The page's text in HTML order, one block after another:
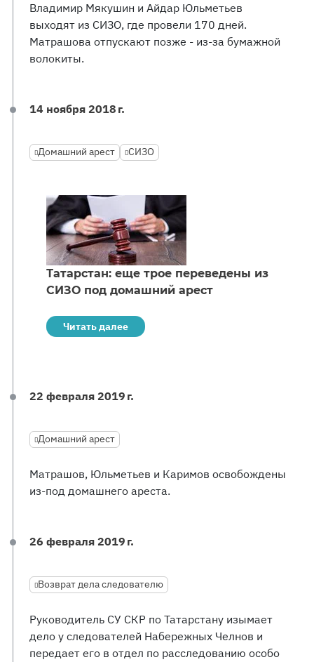
Владимир Мякушин и Айдар Юльметьев
выходят из СИЗО, где провели 170 дней.
Матрашова отпускают позже - из-за бумажной
волокиты.
14 ноября 2018 г.
Домашний арест СИЗО
Татарстан: еще трое переведены из
СИЗО под домашний арест
Читать далее
22 февраля 2019 г.
Домашний арест
Матрашов, Юльметьев и Каримов освобождены
из-под домашнего ареста.
26 февраля 2019 г.
Возврат дела следователю
Руководитель СУ СКР по Татарстану изымает
дело у следователей Набережных Челнов и
передает его в отдел по расследованию особо